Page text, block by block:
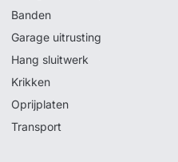
Banden
Garage uitrusting
Hang sluitwerk
Krikken
Oprijplaten
Transport